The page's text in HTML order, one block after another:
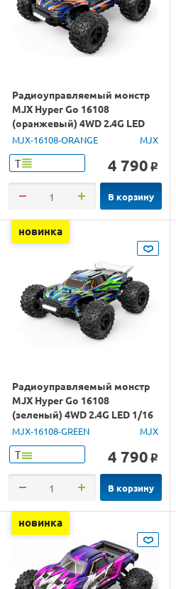
Радиоуправляемый монстр
MJX Hyper Go 16108
(оранжевый) 4WD 2.4G LED
1/16 RTR
MJX-16108-ORANGE MJX
Т 4 790 o
В корзину
новинка
Радиоуправляемый монстр
MJX Hyper Go 16108
(зеленый) 4WD 2.4G LED 1/16
RTR
MJX-16108-GREEN MJX
Т 4 790 o
В корзину
новинка